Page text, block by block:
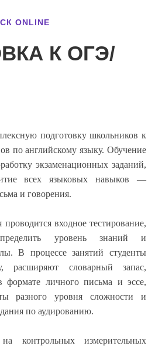
ONLINE
К ОГЭ/
подготовку школьников к
по английскому языку. Обучение
экзаменационных заданий,
всех языковых навыков —
и говорения.
входное тестирование,
уровень знаний и
В процессе занятий студенты
расширяют словарный запас,
формате личного письма и эссе,
разного уровня сложности и
по аудированию.
контрольных измерительных